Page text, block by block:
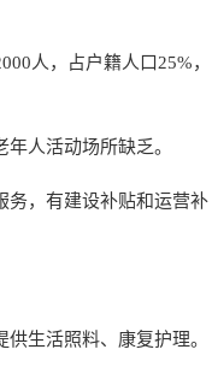
人，占户籍人口25%，
人活动场所缺乏。
务，有建设补贴和运营补
生活照料、康复护理。